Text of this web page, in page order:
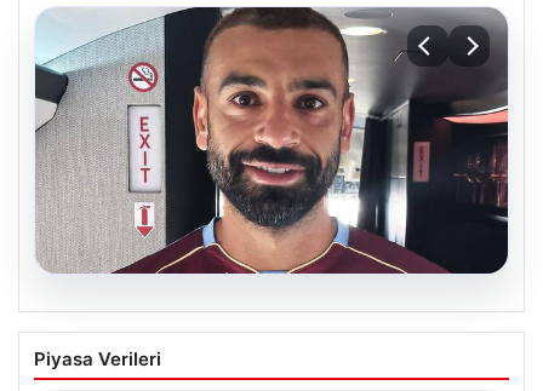
Mohamed Salah daha maça çıkmadan
Victor Osimhen’i solladı!
Piyasa Verileri